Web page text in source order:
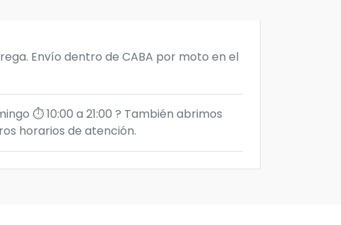
Envío dentro de CABA por moto en el
⏱️ 10:00 a 21:00 ?️ También abrimos
horarios de atención.